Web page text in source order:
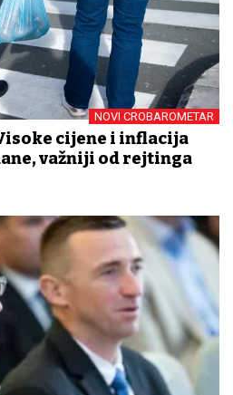
NOVI CROBAROMETAR
cijene i inflacija
važniji od rejtinga